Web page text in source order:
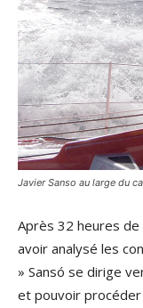
Javier Sanso au large du
Après 32 heures
avoir analysé les
» Sansó se dirige
et pouvoir procéder